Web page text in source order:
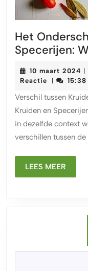
Het
Specerijen:
10 maart 2024 10|
Reactie
| 15:38
Verschil tussen
Kruiden en
in dezelfde context
verschillen tussen
LEES MEER
MEER